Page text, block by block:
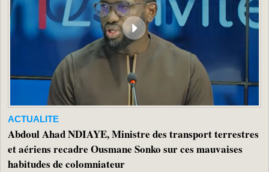
ACTUALITE
Abdoul Ahad NDIAYE, Ministre des transport terrestres
et aériens recadre Ousmane Sonko sur ces mauvaises
habitudes de colomniateur